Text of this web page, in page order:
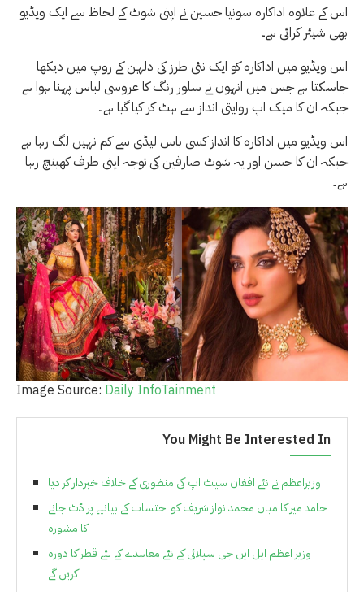
اس کے علاوہ اداکارہ سونیا حسین نے اپنی شوٹ کے لحاظ سے ایک ویڈیو
بھی شیئر کرائی ہے۔
اس ویڈیو میں اداکارہ کو ایک نئی طرز کی دلہن کے روپ میں دیکھا
جاسکتا ہے جس میں انہوں نے سلور رنگ کا عروسی لباس پہنا ہوا ہے
جبکہ ان کا میک اپ روایتی انداز سے ہٹ کر کیا گیا ہے۔
اس ویڈیو میں اداکارہ کا انداز کسی باس لیڈی سے کم نہیں لگ رہا ہے
جبکہ ان کا حسن اور یہ شوٹ صارفین کی توجہ اپنی طرف کھینچ رہا
ہے۔
Image Source: Daily InfoTainment
You Might Be Interested In
وزیراعظم نے نئے افغان سیٹ اپ کی منظوری کے خلاف خبردار کر دیا
حامد میر کا میاں محمد نواز شریف کو احتساب کے بیانیے پر ڈٹ جانے
کا مشورہ
وزیر اعظم ایل این جی سپلائی کے نئے معاہدے کے لئے قطر کا دورہ
کریں گے